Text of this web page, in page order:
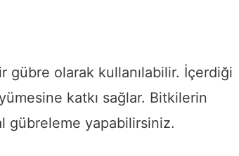
olarak kullanılabilir. İçerdiği
katkı sağlar. Bitkilerin
gübreleme yapabilirsiniz.